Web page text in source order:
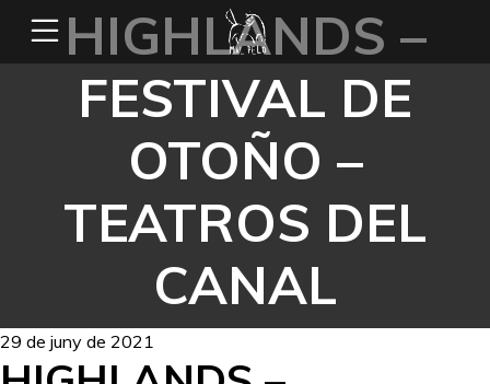
HIGHLANDS –
FESTIVAL DE
OTOÑO –
TEATROS DEL
CANAL
29 de juny de 2021